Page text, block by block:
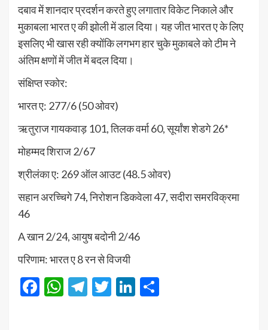
दबाव में शानदार प्रदर्शन करते हुए लगातार विकेट निकाले और
मुकाबला भारत ए की झोली में डाल दिया। यह जीत भारत ए के लिए
इसलिए भी खास रही क्योंकि लगभग हार चुके मुकाबले को टीम ने
अंतिम क्षणों में जीत में बदल दिया।
संक्षिप्त स्कोर:
भारत ए: 277/6 (50 ओवर)
ऋतुराज गायकवाड़ 101, तिलक वर्मा 60, सूर्यांश शेडगे 26*
मोहम्मद शिराज 2/67
श्रीलंका ए: 269 ऑल आउट (48.5 ओवर)
सहान अरच्चिगे 74, निरोशन डिकवेला 47, सदीरा समरविक्रमा
46
A खान 2/24, आयुष बदोनी 2/46
परिणाम: भारत ए 8 रन से विजयी
Facebook
WhatsApp
Telegram
TwitterLinkedIn